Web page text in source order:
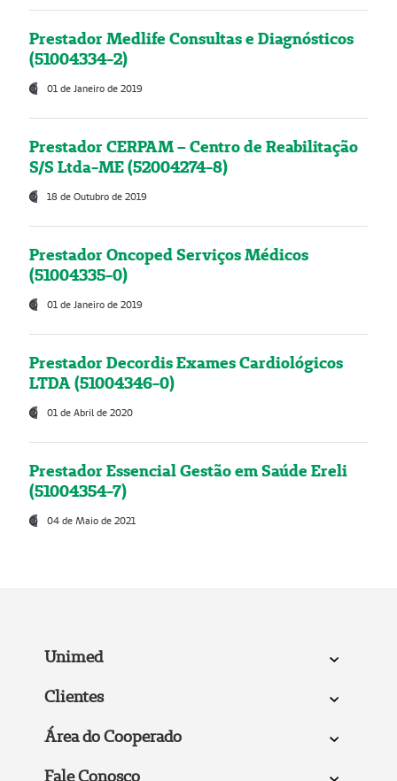
Prestador Medlife Consultas e Diagnósticos
(51004334-2)
01 de Janeiro de 2019
Prestador CERPAM – Centro de Reabilitação
S/S Ltda-ME (52004274-8)
18 de Outubro de 2019
Prestador Oncoped Serviços Médicos
(51004335-0)
01 de Janeiro de 2019
Prestador Decordis Exames Cardiológicos
LTDA (51004346-0)
01 de Abril de 2020
Prestador Essencial Gestão em Saúde Ereli
(51004354-7)
04 de Maio de 2021
Unimed
Clientes
Área do Cooperado
Fale Conosco